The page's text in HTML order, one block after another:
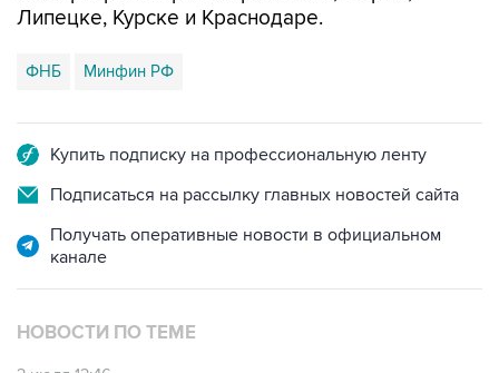
ФНБ Минфин РФ
Подписаться на рассылку главных новостей сайта
Получать оперативные новости в официальном
НОВОСТИ ПО ТЕМЕ
3 июля 13:46